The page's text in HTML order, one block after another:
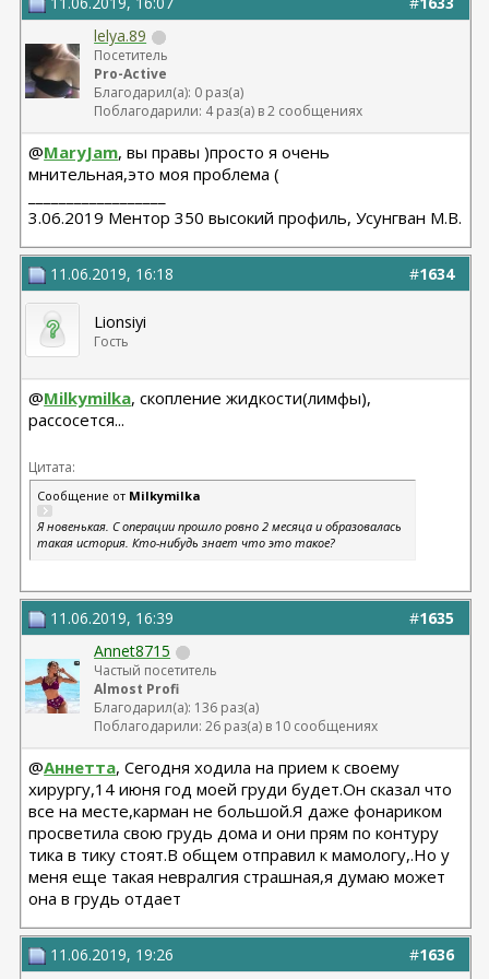
lelya.89
Посетитель
Pro-Active
Благодарил(а): 0 раз(а)
Поблагодарили: 4 раз(а) в 2 сообщениях
@MaryJam, вы правы )просто я очень
мнительная,это моя проблема (
3.06.2019 Ментор 350 высокий профиль, Усунгван М.В.
#1634
11.06.2019, 16:18
Lionsiyi
Гость
@Milkymilka, скопление жидкости(лимфы),
рассосется...
Цитата:
Сообщение от Milkymilka
Я новенькая. С операции прошло ровно 2 месяца и образовалась
такая история. Кто-нибудь знает что это такое?
#1635
11.06.2019, 16:39
Annet8715
Частый посетитель
Almost Profi
Благодарил(а): 136 раз(а)
Поблагодарили: 26 раз(а) в 10 сообщениях
@Аннетта, Сегодня ходила на прием к своему
хирургу,14 июня год моей груди будет.Он сказал что
все на месте,карман не большой.Я даже фонариком
просветила свою грудь дома и они прям по контуру
тика в тику стоят.В общем отправил к мамологу,.Но у
меня еще такая невралгия страшная,я думаю может
она в грудь отдает
#1636
11.06.2019, 19:26